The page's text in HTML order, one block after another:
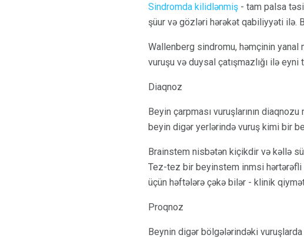
Sindromda kilidlənmiş - tam palsa
şüur ​​və gözləri hərəkət qabiliyyəti ilə.
Wallenberg sindromu, həmçinin yanal
vuruşu və duysal çatışmazlığı ilə eyni
Diaqnoz
Beyin çarpması vuruşlarının
beyin digər yerlərində vuruş kimi bir
Brainstem nisbətən kiçikdir və kəllə
Tez-tez bir beyinstem inmsi hərtərəfli
üçün həftələrə çəkə bilər - klinik
Proqnoz
Beynin digər bölgələrindəki